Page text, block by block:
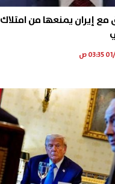
مع إيران يمنعها من امتلاك